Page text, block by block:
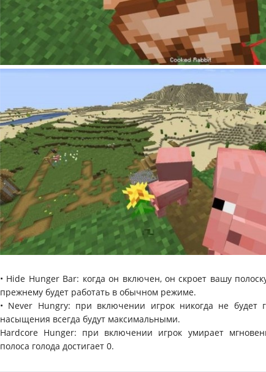
• Hide Hunger Bar: когда он включен, он скроет вашу
прежнему будет работать в обычном режиме.
• Never Hungry: при включении игрок никогда не будет
насыщения всегда будут максимальными.
Hardcore Hunger: при включении игрок умирает
полоса голода достигает 0.